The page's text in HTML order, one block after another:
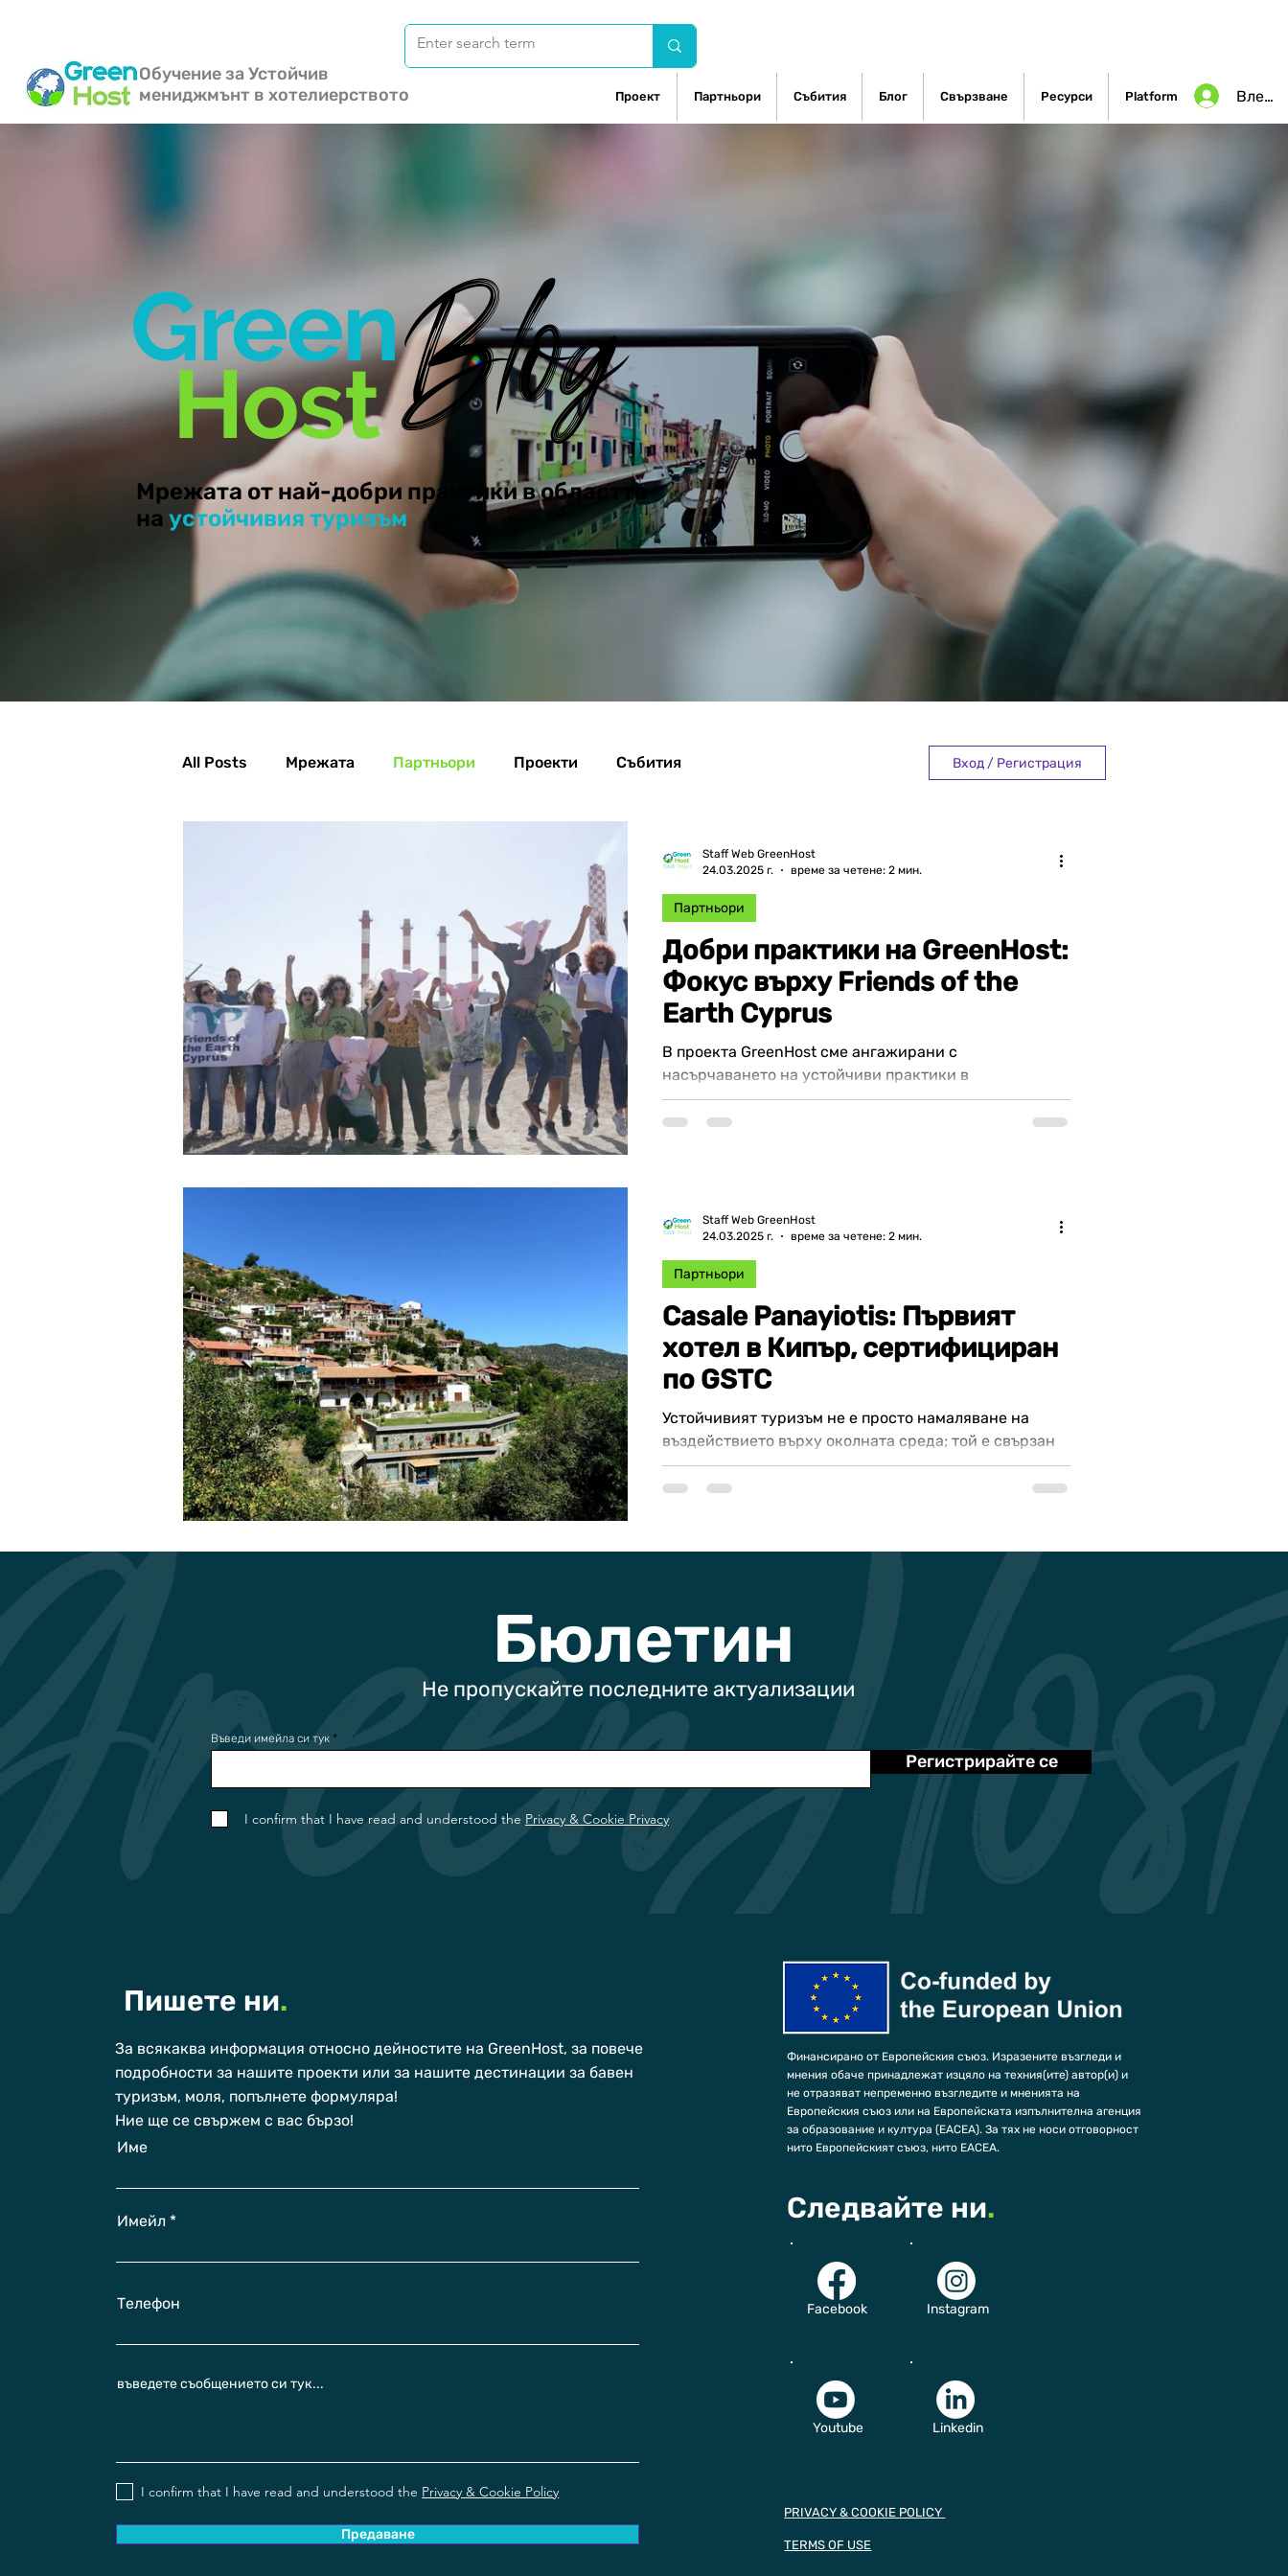
Обучение за Устойчив
мениджмънт в хотелиерството
Проект Партньори Събития Блог Свързване Ресурси Platform
Green
Host Blog
Мрежата от най-добри практики в областта
на устойчивия туризъм
All Posts Мрежата Партньори Проекти Cъбития Вход / Регистрация
Добри практики на GreenHost:
Фокус върху Friends of the
Earth Cyprus
В проекта GreenHost сме ангажирани с
насърчаването на устойчиви практики в
туристическата индустрия, като гарантираме, че
хотелиерските...
Партньори
Staff Web GreenHost
24.03.2025 г.
време за четене: 2 мин.
Casale Panayiotis: Първият
хотел в Кипър, сертифициран
по GSTC
Устойчивият туризъм не е просто намаляване на
въздействието върху околната среда; той е свързан
със създаването на балансирано и...
Партньори
Staff Web GreenHost
24.03.2025 г.
време за четене: 2 мин.
Бюлетин
Не пропускайте последните актуализации
Въведи имейла си тук
Регистрирайте се
I confirm that I have read and understood the Privacy & Cookie Privacy
Пишете ни.
За всякаква информация относно дейностите на GreenHost, за повече
подробности за нашите проекти или за нашите дестинации за бавен
туризъм, моля, попълнете формуляра!
Ние ще се свържем с вас бързо!
Име
Имейл
Телефон
въведете съобщението си тук...
I confirm that I have read and understood the Privacy & Cookie Policy
Предаване
Финансирано от Европейския съюз. Изразените възгледи и
мнения обаче принадлежат изцяло на техния(ите) автор(и) и
не отразяват непременно възгледите и мненията на
Европейския съюз или на Европейската изпълнителна агенция
за образование и култура (EACEA). За тях не носи отговорност
нито Европейският съюз, нито EACEA.
Следвайте ни.
Facebook Instagram
Youtube Linkedin
PRIVACY & COOKIE POLICY
TERMS OF USE